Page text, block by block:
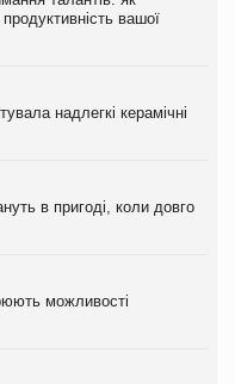
вашої
надлегкі керамічні
в пригоді, коли довго
можливості